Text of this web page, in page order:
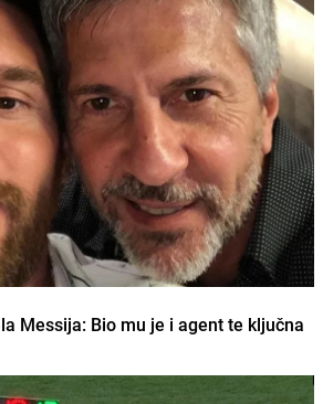
Messija: Bio mu je i agent te ključna